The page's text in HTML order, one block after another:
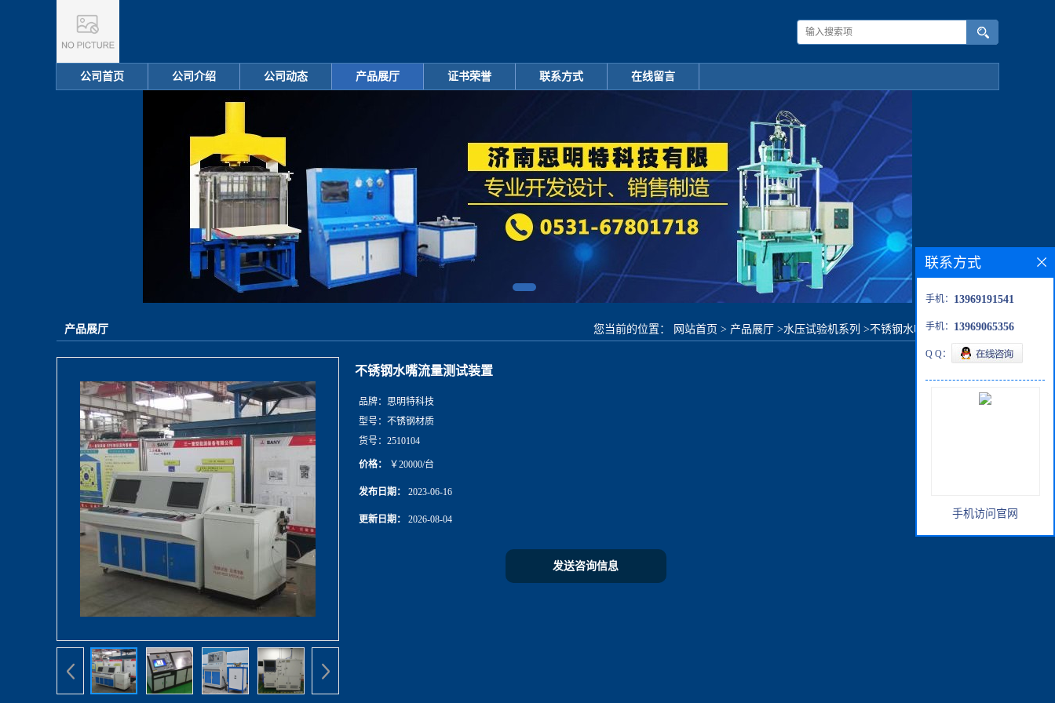
公司首页 公司介绍 公司动态 产品展厅 证书荣誉 联系方式 在线留言
产品展厅 您当前的位置： 网站首页 > 产品展厅 >水压试验机系列 >不锈钢水嘴流量测试装置
不锈钢水嘴流量测试装置
品牌： 思明特科技
型号： 不锈钢材质
货号： 2510104
价格： ￥20000/台
发布日期： 2023-06-16
更新日期： 2026-08-04
发送咨询信息
联系方式
手机： 13969191541
手机： 13969065356
Q Q：
手机访问官网